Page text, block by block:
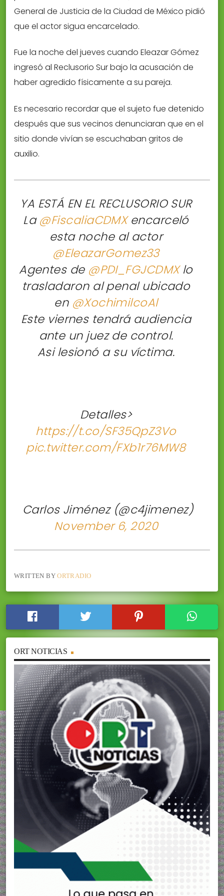
General de Justicia de la Ciudad de México pidió
que el actor sigua encarcelado.
Fue la noche del jueves cuando Eleazar Gómez
ingresó al Reclusorio Sur bajo la acusación de
haber agredido físicamente a su pareja.
Es necesario recordar que el sujeto fue detenido
después que sus vecinos denunciaran que en el
sitio donde vivían se escuchaban gritos de
auxilio.
YA ESTÁ EN EL RECLUSORIO SUR
La@FiscaliaCDMXencarceló
esta noche al actor
@EleazarGomez33
Agentes de @PDI_FGJCDMXlo
trasladaron al penal ubicado
en @XochimilcoAl
Este viernes tendrá audiencia
ante un juez de control.
Asi lesionó a su víctima.
Detalles>
https://t.co/SF35QpZ3Vo
pic.twitter.com/FXb1r76MW8
 Carlos Jiménez (@c4jimenez)
November 6, 2020
WRITTEN BYORTRADIO
ORT NOTICIAS